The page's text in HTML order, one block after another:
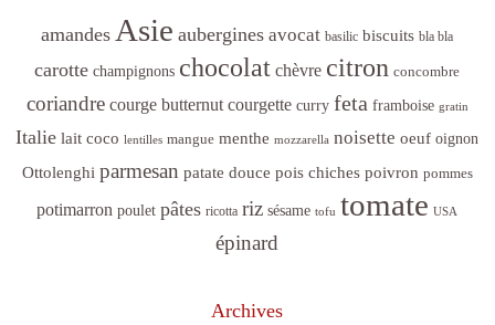
amandes Asie aubergines avocat basilic biscuits bla bla
carotte champignons chocolat chèvre citron concombre
coriandre courge butternut courgette curry feta framboise gratin
Italie lait coco lentilles mangue menthe mozzarella noisette oeuf oignon
Ottolenghi parmesan patate douce pois chiches poivron pommes
potimarron poulet pâtes ricotta riz sésame tofu tomate USA
épinard
Archives